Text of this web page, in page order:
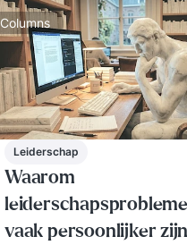
Columns
Leiderschap
Waarom
vaak persoonlijker